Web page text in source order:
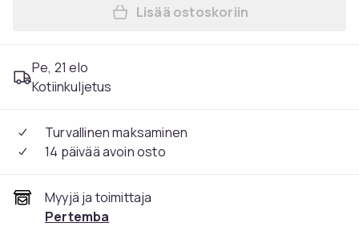
Lisää Harry Potter
Lisää ostoskoriin
Pe, 21 elo
Kotiinkuljetus
Turvallinen maksaminen
14 päivää avoin osto
Myyjä ja toimittaja
Pertemba